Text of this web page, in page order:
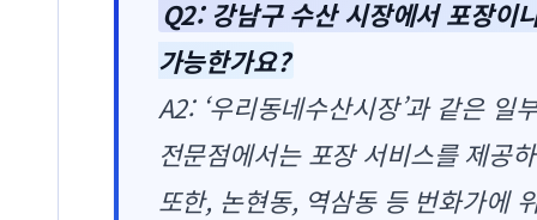
Q2: 강남구 수산 시장에서 포장이
가능한가요?
A2: ‘우리동네수산시장’과 같은 일
전문점에서는 포장 서비스를 제공
또한, 논현동, 역삼동 등 번화가에